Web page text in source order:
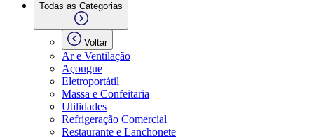
Todas as Categorias
Voltar
Ar e Ventilação
Açougue
Eletroportátil
Massa e Confeitaria
Utilidades
Refrigeração Comercial
Restaurante e Lanchonete